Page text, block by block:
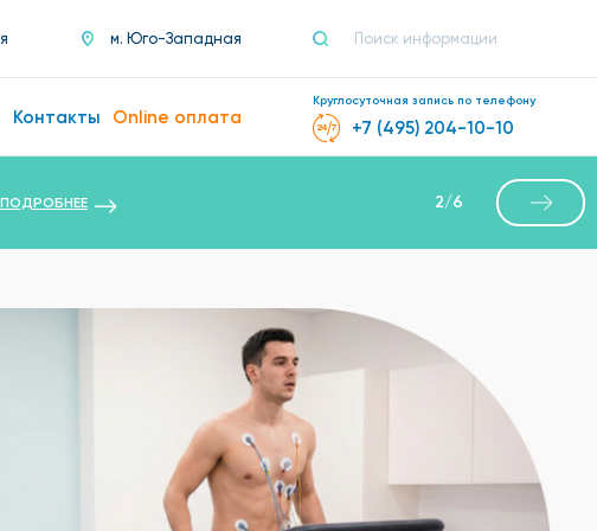
м. Юго-Западная
Контакты Online оплата
Круглосуточная запись по телефону
+7 (495) 204-10-10
ПОДРОБНЕЕ 2/6